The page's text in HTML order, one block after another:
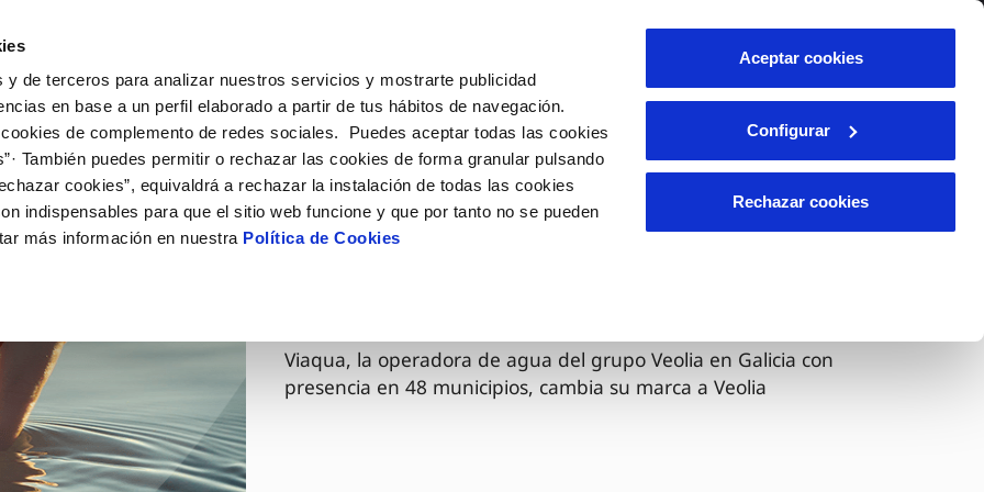
y de terceros para analizar nuestros servicios y mostrarte publicidad
en base a un perfil elaborado a partir de tus hábitos de navegación.
de complemento de redes sociales. Puedes aceptar todas las cookies
También puedes permitir o rechazar las cookies de forma granular pulsando
cookies”, equivaldrá a rechazar la instalación de todas las cookies
indispensables para que el sitio web funcione y que por tanto no se pueden
más información en nuestra Política de Cookies
Aceptar cookies
Configurar
Rechazar cookies
de titular
de suministro
MODIFICACIÓN DE DATOS
Actualizar datos bancarios
Actualizar datos de domicilio
INCIDENCIAS
Comunica anomalías o posibles
VER TODAS LAS GESTIONES
Tu Servicio
AL CLIENTE
de contacto
de fuga interior
COMPROMISO DE SERVICIO
Carta de compromisos
Customer Counsel (Defensa del
Programa CONTIGO
Tu Agua
calidad del agua
CUIDADOS DEL AGUA
Consejos de ahorro
Cuidados de los sumideros
Conócenos
COMPROMISOS
ambiente
Área de clientes
03 DIC 2025
Viaqua, la operadora de agua del grupo Veolia en Galicia con
presencia en 48 municipios, cambia su marca a Veolia